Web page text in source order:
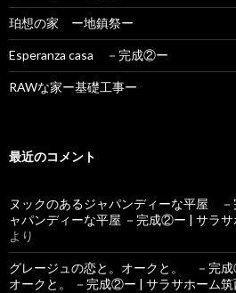
珀想の家 ー地鎮祭ー
Esperanza casa －完成②ー
RAWな家ー基礎工事ー
最近のコメント
ヌックのあるジャパンディーな平屋
ャパンディーな平屋 －完成②ー | サラ
より
グレージュの恋と。オークと。 －完
オークと。 －完成②ー | サラサホーム